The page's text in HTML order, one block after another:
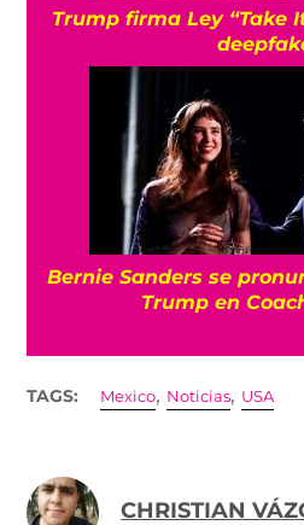
Trump firma Ley “Take
Bernie Sanders se
Trump en
TAGS: Mexico, Noticias, USA
CHRISTIAN